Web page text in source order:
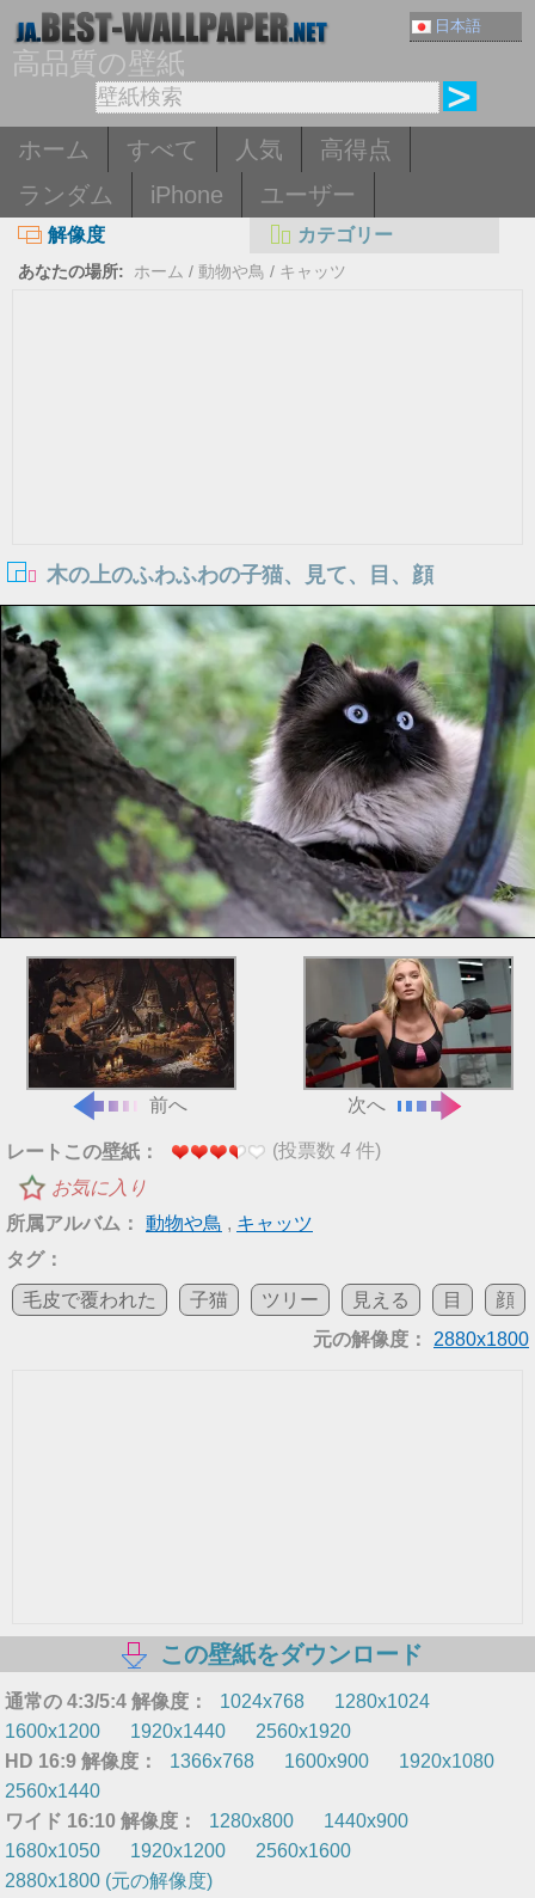
日本語
高品質の壁紙
ホーム すべて 人気
高得点
ランダム
iPhone ユーザー
解像度 カテゴリー
あなたの場所: ホーム / 動物や鳥 / キャッツ
木の上のふわふわの子猫、見て、目、顔
前へ 次へ
レートこの壁紙： (投票数 4 件)
お気に入り
所属アルバム：
動物や鳥 , キャッツ
タグ：
毛皮で覆われた
子猫 ツリー 見える 目
顔
元の解像度：
2880x1800
この壁紙をダウンロード
通常の 4:3/5:4 解像度： 1024x768
1280x1024
1600x1200
1920x1440
2560x1920
HD 16:9 解像度：
1366x768 1600x900
1920x1080
2560x1440
ワイド 16:10 解像度：
1280x800
1440x900
1680x1050
1920x1200
2560x1600
2880x1800 (元の解像度)